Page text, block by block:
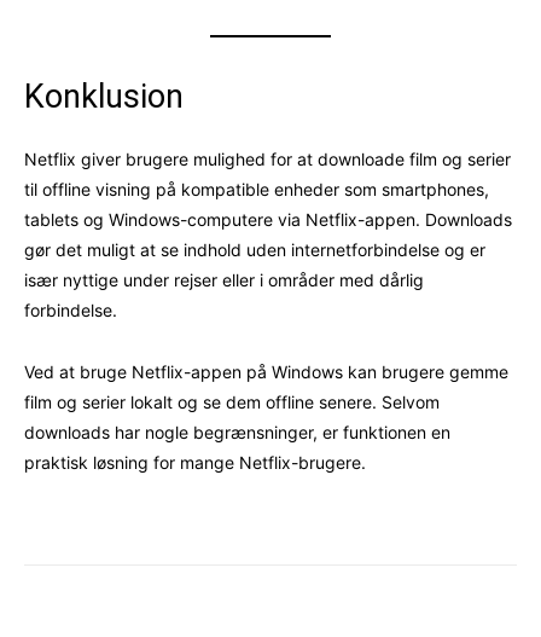
Konklusion
Netflix giver brugere mulighed for at downloade film og serier
til offline visning på kompatible enheder som smartphones,
tablets og Windows-computere via Netflix-appen. Downloads
gør det muligt at se indhold uden internetforbindelse og er
især nyttige under rejser eller i områder med dårlig
forbindelse.
Ved at bruge Netflix-appen på Windows kan brugere gemme
film og serier lokalt og se dem offline senere. Selvom
downloads har nogle begrænsninger, er funktionen en
praktisk løsning for mange Netflix-brugere.